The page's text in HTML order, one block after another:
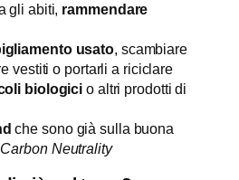
gli abiti, rammendare
usato, scambiare
vestiti o portarli a riciclare
biologici o altri prodotti di
che sono già sulla buona
Carbon Neutrality